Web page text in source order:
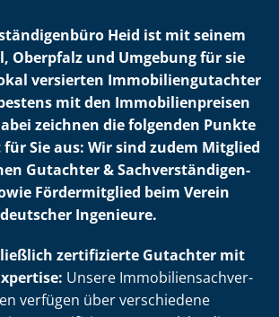
Heid ist mit seinem
Oberpfalz und Umgebung für sie
versierten Im­mo­bi­li­en­gut­ach­ter
mit den Im­mo­bi­li­en­prei­sen
zeichnen die folgenden Punkte
Sie aus: Wir sind zudem Mitglied
Gutachter & Sach­ver­stän­di­gen­
Fördermitglied beim Verein
deutscher Ingenieure.
zertifizierte Gutachter mit
Unsere Im­mo­bi­li­en­sach­ver­
verfügen über verschiedene